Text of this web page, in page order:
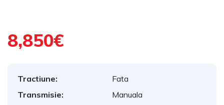
8,850€
Tractiune:
Fata
Transmisie:
Manuala